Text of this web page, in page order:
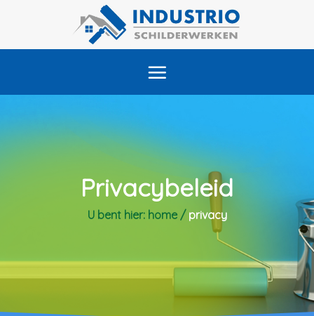
Privacybeleid
U bent hier: home/ privacy